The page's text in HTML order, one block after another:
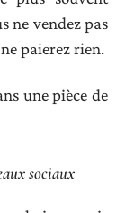
ne vendez pas
paierez rien.
une pièce de
sociaux